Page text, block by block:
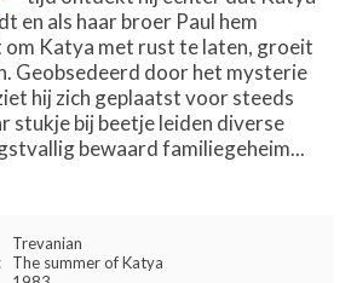
en als haar broer Paul hem
Katya met rust te laten, groeit
Geobsedeerd door het mysterie
hij zich geplaatst voor steeds
stukje bij beetje leiden diverse
bewaard familiegeheim...
Trevanian
The summer of Katya